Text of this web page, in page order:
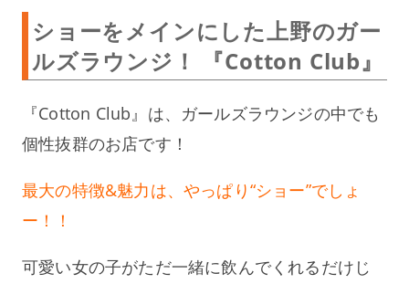
ショーをメインにした上野のガー
ルズラウンジ！ 『Cotton Club』
『Cotton Club』は、ガールズラウンジの中でも
個性抜群のお店です！
最大の特徴&魅力は、やっぱり“ショー”でしょ
ー！！
可愛い女の子がただ一緒に飲んでくれるだけじ